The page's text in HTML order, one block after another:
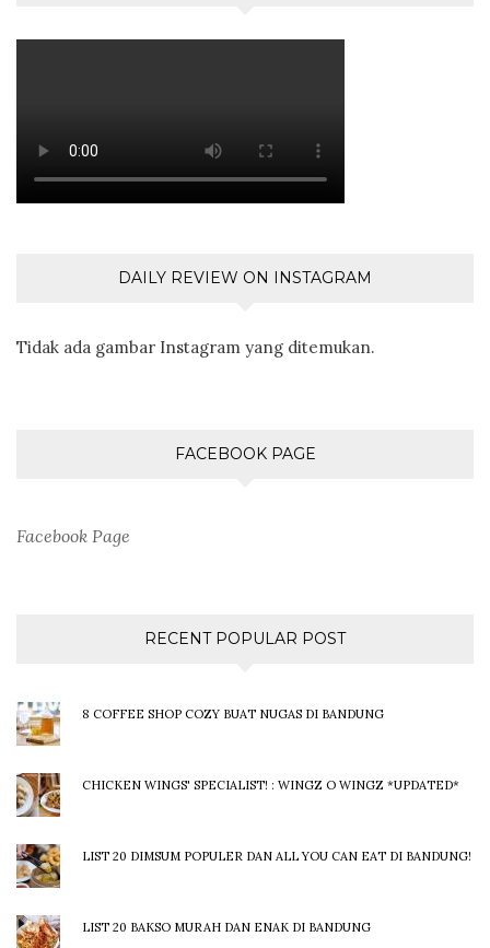
DAILY REVIEW ON INSTAGRAM
Tidak ada gambar Instagram yang ditemukan.
FACEBOOK PAGE
Facebook Page
RECENT POPULAR POST
8 COFFEE SHOP COZY BUAT NUGAS DI BANDUNG
CHICKEN WINGS' SPECIALIST! : WINGZ O WINGZ *UPDATED*
LIST 20 DIMSUM POPULER DAN ALL YOU CAN EAT DI BANDUNG!
LIST 20 BAKSO MURAH DAN ENAK DI BANDUNG